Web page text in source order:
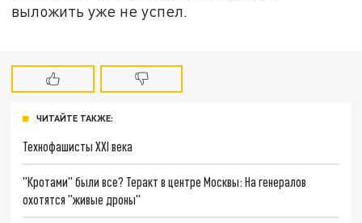
выложить уже не успел.
ЧИТАЙТЕ ТАКЖЕ:
Технофашисты XXI века
"Кротами" были все? Теракт в центре Москвы: На генералов
охотятся "живые дроны"